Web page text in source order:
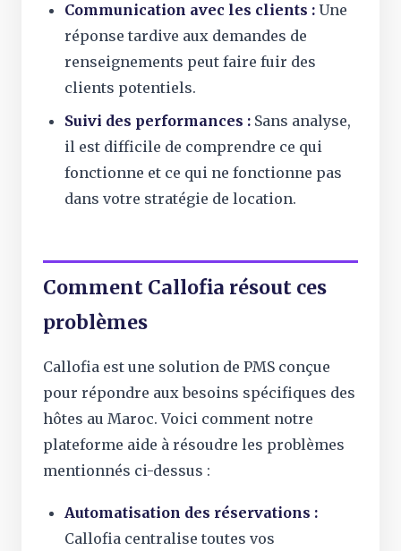
Communication avec les clients : Une
réponse tardive aux demandes de
renseignements peut faire fuir des
clients potentiels.
Suivi des performances : Sans analyse,
il est difficile de comprendre ce qui
fonctionne et ce qui ne fonctionne pas
dans votre stratégie de location.
Comment Callofia résout ces
problèmes
Callofia est une solution de PMS conçue
pour répondre aux besoins spécifiques des
hôtes au Maroc. Voici comment notre
plateforme aide à résoudre les problèmes
mentionnés ci-dessus :
Automatisation des réservations :
Callofia centralise toutes vos